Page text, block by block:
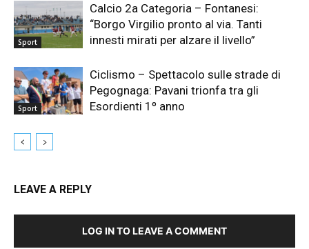
Sport
Calcio 2a Categoria – Fontanesi:
“Borgo Virgilio pronto al via. Tanti
innesti mirati per alzare il livello”
Sport
Ciclismo – Spettacolo sulle strade di
Pegognaga: Pavani trionfa tra gli
Esordienti 1º anno
LEAVE A REPLY
LOG IN TO LEAVE A COMMENT